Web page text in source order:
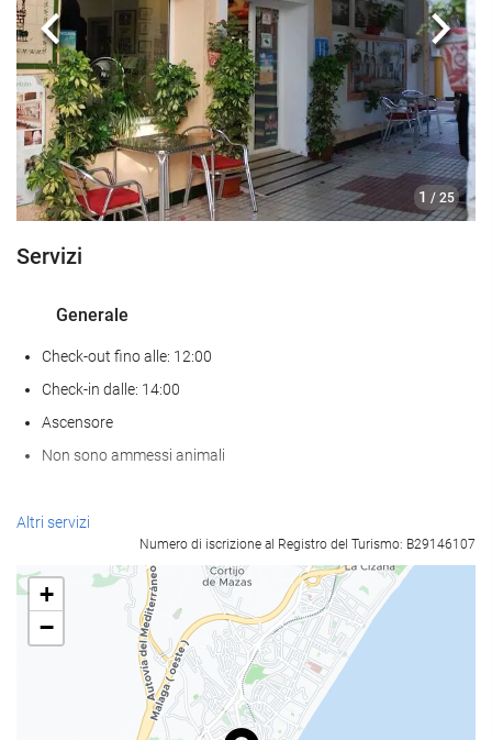
1 / 25
Anteriore
Servizi
Generale
Check-out fino alle: 12:00
Check-in dalle: 14:00
Ascensore
Non sono ammessi animali
Pasto e bevanda
Ristorante à la carte
Bar
caffetteria sul posto
Servizio di accoglienza
reception 24 ore su 24
Altri servizi
Numero di iscrizione al Registro del Turismo: B29146107
+
−